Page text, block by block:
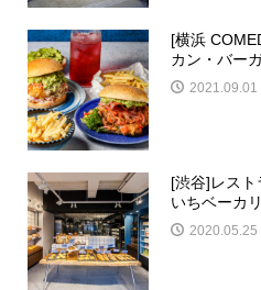
[横浜
カン・バー
2021.09.01
[渋谷]レス
いちベーカ
2020.05.25